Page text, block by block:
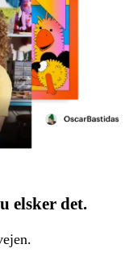
elsker det.